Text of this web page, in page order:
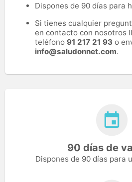
Dispones de 90 días para
Si tienes cualquier
en contacto con nosotros
teléfono 91 217 21 93 o
info@saludonnet.com.
90 días de
Dispones de 90 días para